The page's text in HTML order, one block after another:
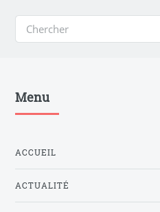
Menu
ACCUEIL
ACTUALITÉ